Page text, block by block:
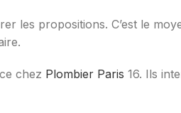
les propositions. C’est le
chez Plombier Paris 16. Ils